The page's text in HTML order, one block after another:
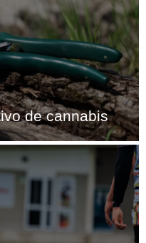
de cannabis